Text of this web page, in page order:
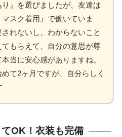
り』を選びましたが、友達は
マスク着用』で働いていま
れないし、わからないこと
てもらえて、自分の意思が尊
当に安心感がありますね。
て2ヶ月ですが、自分らしく
OK！衣装も完備